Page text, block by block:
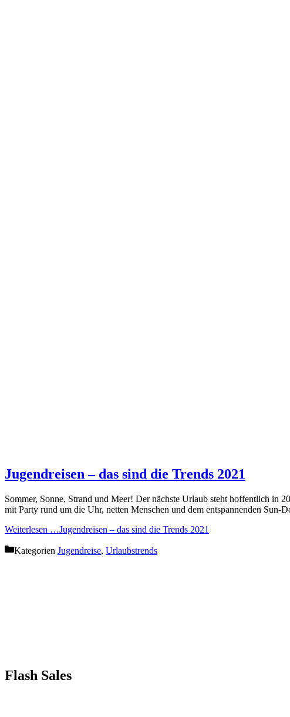
Jugendreisen – das sind die Trends 2021
Sommer, Sonne, Strand und Meer! Der nächste Urlaub steht hoffentlich in
mit Party rund um die Uhr, netten Menschen und dem entspannenden Sun-
Weiterlesen …Jugendreisen – das sind die Trends 2021
Kategorien Jugendreise, Urlaubstrends
Flash Sales